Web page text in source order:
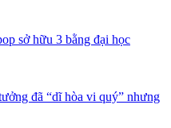
sở hữu 3 bằng đại học
đã “dĩ hòa vi quý” nhưng